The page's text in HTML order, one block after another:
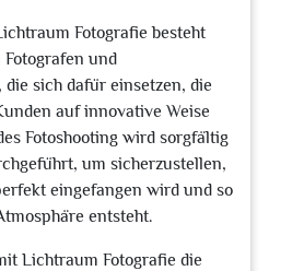
Fotografie besteht
und
sich dafür einsetzen, die
auf innovative Weise
Fotoshooting wird sorgfältig
um sicherzustellen,
eingefangen wird und so
entsteht.
Lichtraum Fotografie die